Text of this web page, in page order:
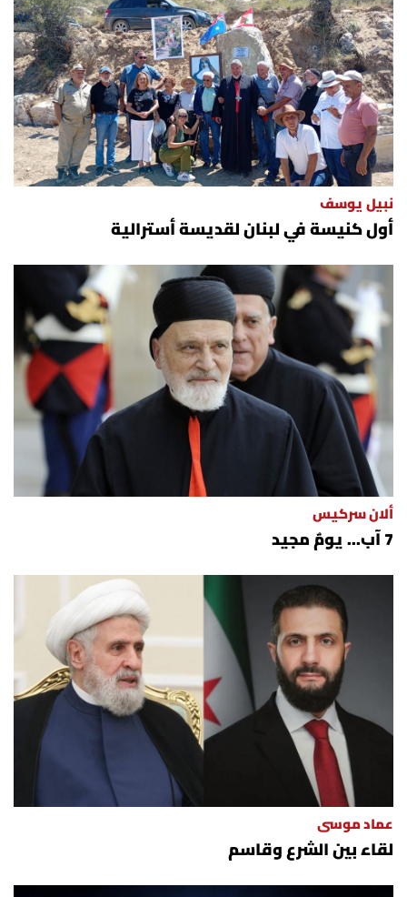
العالم
الصحافة الإسرائيلية
ثقافة وفنون
فصل من كتاب
اقرأ تضحك
كاميرا
سجالات
صحّة وصحن
الرياضة
منوّعات
حظّك اليوم
للتاريخ
فيديو
من نحن
للتواصل معنا
شروط الاستخدام
شروط الإشتراك
نبيل يوسف
أول كنيسة في لبنان لقديسة أسترالية
ألان سركيس
7 آب... يومٌ مجيد
عماد موسى
لقاء بين الشرع وقاسم